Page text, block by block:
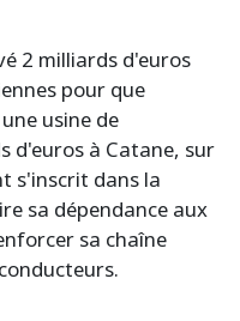
2 milliards d'euros
pour que
usine de
d'euros à Catane, sur
s'inscrit dans la
sa dépendance aux
sa chaîne